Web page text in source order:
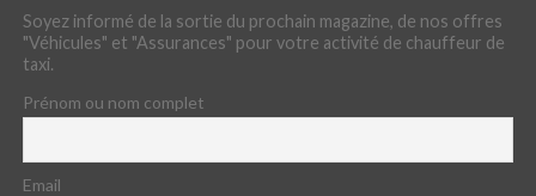
Soyez informé de la sortie du prochain magazine, de nos offres
"Véhicules" et "Assurances" pour votre activité de chauffeur de
taxi.
Prénom ou nom complet
Email